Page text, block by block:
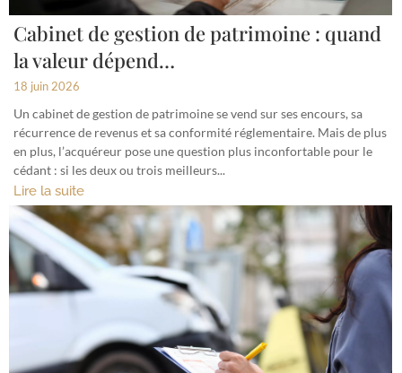
Cabinet de gestion de patrimoine : quand
la valeur dépend…
18 juin 2026
Un cabinet de gestion de patrimoine se vend sur ses encours, sa
récurrence de revenus et sa conformité réglementaire. Mais de plus
en plus, l’acquéreur pose une question plus inconfortable pour le
cédant : si les deux ou trois meilleurs...
Lire la suite